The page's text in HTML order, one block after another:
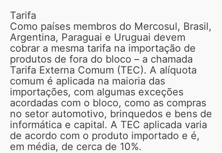
Tarifa
Como países membros do Mercosul, Brasil,
Argentina, Paraguai e Uruguai devem
cobrar a mesma tarifa na importação de
produtos de fora do bloco – a chamada
Tarifa Externa Comum (TEC). A alíquota
comum é aplicada na maioria das
importações, com algumas exceções
acordadas com o bloco, como as compras
no setor automotivo, brinquedos e bens de
informática e capital. A TEC aplicada varia
de acordo com o produto importado e é,
em média, de cerca de 10%.